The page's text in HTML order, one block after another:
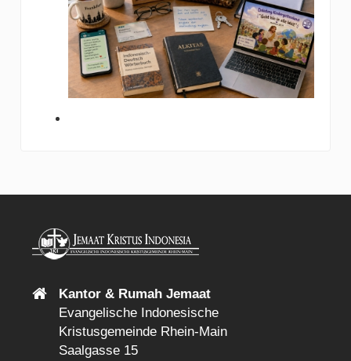
Kantor & Rumah Jemaat
Evangelische Indonesische
Kristusgemeinde Rhein-Main
Saalgasse 15